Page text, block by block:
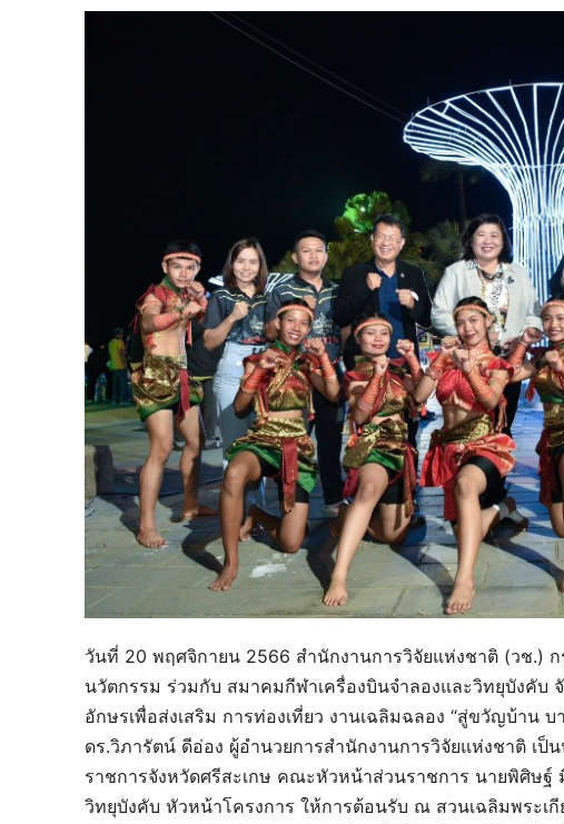
วันที่ 20 พฤศจิกายน 2566 สำนักงานการวิจัยแห่งชาติ (วช.)
นวัตกรรม ร่วมกับ สมาคมกีฬาเครื่องบินจำลองและวิทยุบังคับ
อักษรเพื่อส่งเสริม การท่องเที่ยว งานเฉลิมฉลอง “สู่ขวัญบ้าน บ
ดร.วิภารัตน์ ดีอ่อง ผู้อำนวยการสำนักงานการวิจัยแห่งชาติ เ
ราชการจังหวัดศรีสะเกษ คณะหัวหน้าส่วนราชการ นายพิศิษฐ์
วิทยุบังคับ หัวหน้าโครงการ ให้การต้อนรับ ณ สวนเฉลิมพระเกี